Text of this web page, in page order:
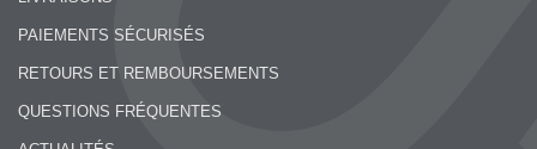
PAIEMENTS SÉCURISÉS
RETOURS ET REMBOURSEMENTS
QUESTIONS FRÉQUENTES